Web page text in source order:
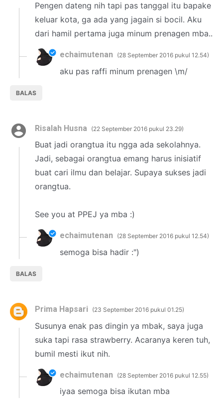
Pengen dateng nih tapi pas tanggal itu bapake
keluar kota, ga ada yang jagain si bocil. Aku
dari hamil pertama juga minum prenagen mba..
BALAS
echaimutenan 28 September 2016 pukul 12.54
aku pas raffi minum prenagen \m/
Risalah Husna 22 September 2016 pukul 23.29
Buat jadi orangtua itu ngga ada sekolahnya.
Jadi, sebagai orangtua emang harus inisiatif
buat cari ilmu dan belajar. Supaya sukses jadi
orangtua.
See you at PPEJ ya mba :)
BALAS
echaimutenan 28 September 2016 pukul 12.54
semoga bisa hadir :")
Prima Hapsari 23 September 2016 pukul 01.25
Susunya enak pas dingin ya mbak, saya juga
suka tapi rasa strawberry. Acaranya keren tuh,
bumil mesti ikut nih.
echaimutenan 28 September 2016 pukul 12.55
iyaa semoga bisa ikutan mba